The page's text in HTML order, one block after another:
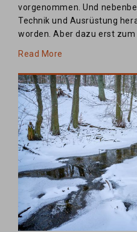
vorgenommen. Und
Technik und Ausrüstung
worden. Aber dazu erst zum
Read More